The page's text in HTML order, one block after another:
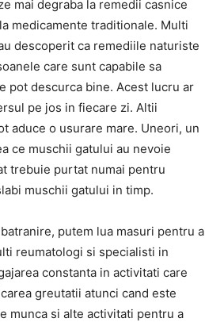
mai degraba la remedii casnice
medicamente traditionale. Multi
descoperit ca remediile naturiste
care sunt capabile sa
pot descurca bine. Acest lucru ar
pe jos in fiecare zi. Altii
aduce o usurare mare. Uneori, un
ce muschii gatului au nevoie
trebuie purtat numai pentru
muschii gatului in timp.
putem lua masuri pentru a
reumatologi si specialisti in
constanta in activitati care
greutatii atunci cand este
munca si alte activitati pentru a